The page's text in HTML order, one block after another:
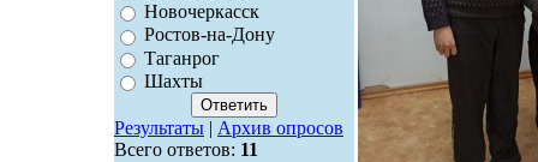
Новочеркасск
Ростов-на-Дону
Таганрог
Шахты
Результаты| Архив опросов
Всего ответов: 11